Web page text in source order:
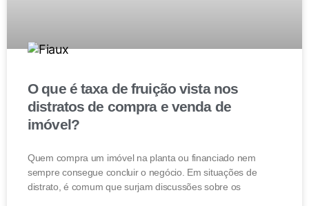
O que é taxa de fruição vista nos
distratos de compra e venda de
imóvel?
Quem compra um imóvel na planta ou financiado nem
sempre consegue concluir o negócio. Em situações de
distrato, é comum que surjam discussões sobre os